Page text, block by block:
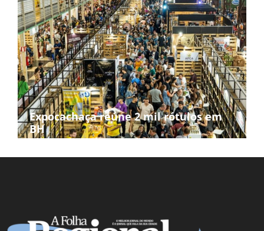
Expocachaça reúne 2 mil rótulos em
BH